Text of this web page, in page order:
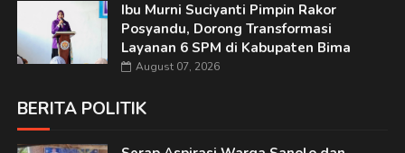
Ibu Murni Suciyanti Pimpin Rakor
Posyandu, Dorong Transformasi
Layanan 6 SPM di Kabupaten Bima
August 07, 2026
BERITA POLITIK